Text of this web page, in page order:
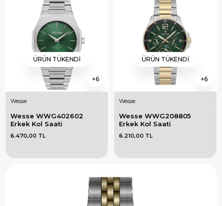
6
ÜRÜN TÜKENDI
Wesse
Wesse WWG402602
Erkek Kol Saati
6.470,00 TL
6
ÜRÜN TÜKENDI
Wesse
Wesse WWG208805
Erkek Kol Saati
6.210,00 TL